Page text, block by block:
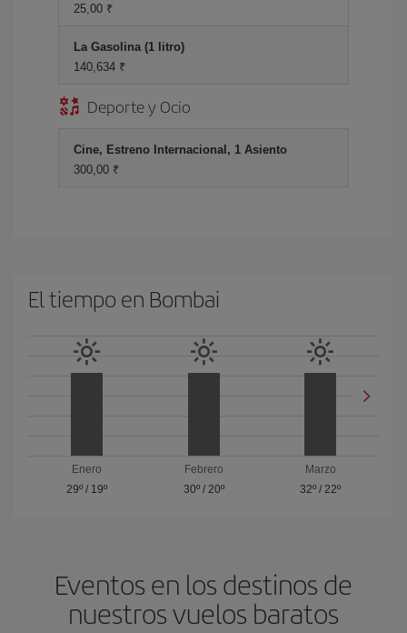
25,00 ₹
La Gasolina (1 litro)
140,634 ₹
Deporte y Ocio
Cine, Estreno Internacional, 1 Asiento
300,00 ₹
El tiempo en Bombai
Enero
29º/ 19º
Febrero
30º/ 20º
Marzo
32º / 22º
Eventos en los destinos de
nuestros vuelos baratos